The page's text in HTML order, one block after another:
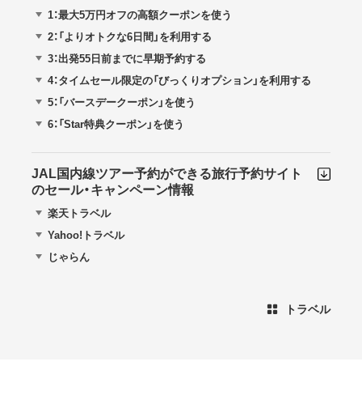
1：最大5万円オフの高額クーポンを使う
2：「よりオトクな6日間」を利用する
3：出発55日前までに早期予約する
4：タイムセール限定の「びっくりオプション」を利用する
5：「バースデークーポン」を使う
6：「Star特典クーポン」を使う
JAL国内線ツアー予約ができる旅行予約サイト
のセール・キャンペーン情報
楽天トラベル
Yahoo!トラベル
じゃらん
トラベル